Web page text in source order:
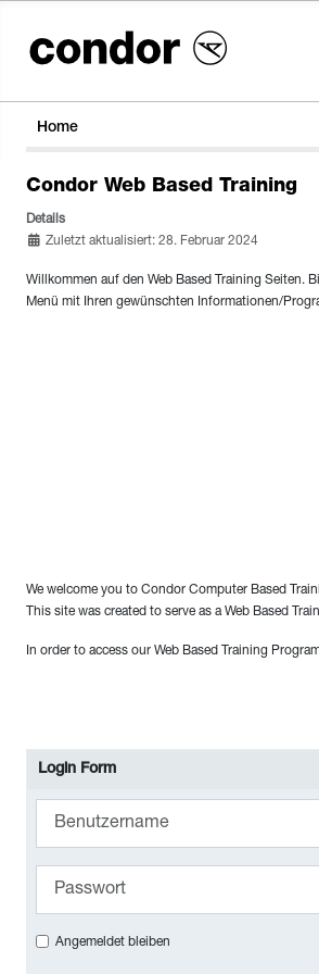
Home
Condor Web Based Training
Details
Zuletzt aktualisiert: 28. Februar 2024
Willkommen auf den Web Based Training Seiten.
Menü mit Ihren gewünschten Informationen/
We welcome you to Condor Computer Based
This site was created to serve as a Web Based
In order to access our Web Based Training
Login Form
Angemeldet bleiben